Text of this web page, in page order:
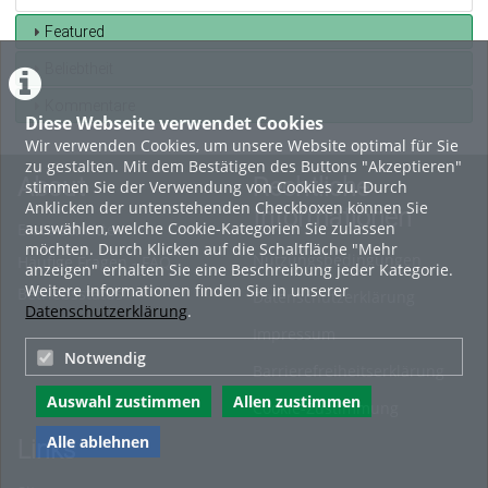
Diese Webseite verwendet Cookies
Wir verwenden Cookies, um unsere Website optimal für Sie
zu gestalten. Mit dem Bestätigen des Buttons "Akzeptieren"
stimmen Sie der Verwendung von Cookies zu. Durch
Anklicken der untenstehenden Checkboxen können Sie
auswählen, welche Cookie-Kategorien Sie zulassen
möchten. Durch Klicken auf die Schaltfläche "Mehr
anzeigen" erhalten Sie eine Beschreibung jeder Kategorie.
Weitere Informationen finden Sie in unserer
Datenschutzerklärung.
Notwendig
Auswahl zustimmen
Allen zustimmen
Alle ablehnen
Featured
About
Erste Schritte
Häufige Fragen - FAQ
Betriebsstatus
Rechtliche
Informationen
Nutzungsbedingungen
Datenschutzerklärung
Impressum
Barrierefreiheitserklärung
Cookie-Zustimmung
Links